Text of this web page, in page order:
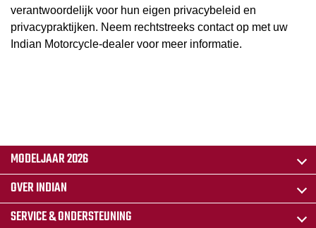
verantwoordelijk voor hun eigen privacybeleid en
privacypraktijken. Neem rechtstreeks contact op met uw
Indian Motorcycle-dealer voor meer informatie.
MODELJAAR 2026
OVER INDIAN
SERVICE & ONDERSTEUNING